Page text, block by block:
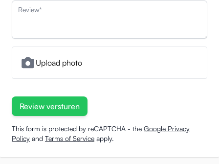
Review
Upload photo
Review versturen
This form is protected by reCAPTCHA - the Google Privacy
Policy and Terms of Service apply.